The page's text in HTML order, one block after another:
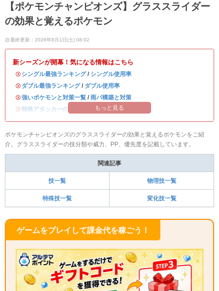
【ポケモンチャンピオンズ】グラススライダー
の効果と覚えるポケモン
最終更新：2026年8月1日(土) 08:02
新シーズンが開幕！気になる情報はこちら
・ シングル最強ランキング/ シングル使用率
・ ダブル最強ランキング/ ダブル使用率
・強いポケモンと対策一覧 / 雨パ構築と対策
・特殊アタッカーのおすすめランキング
もっと見る
ポケモンチャンピオンズのグラススライダーの効果と覚えるポケモンをご紹
介。グラススライダーの技分類や威力、PP、優先度を記載しています。
関連記事
技一覧 物理技一覧
特殊技一覧 変化技一覧
ゲームをプレイして課金代を稼ごう！